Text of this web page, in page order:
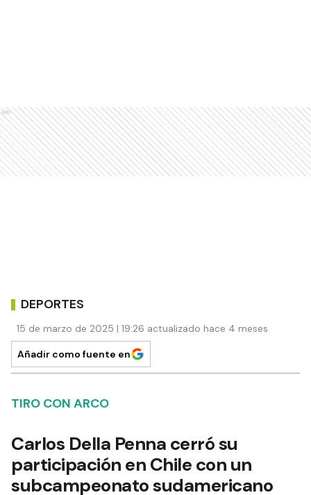
Ads
DEPORTES
15 de marzo de 2025 | 19:26 actualizado hace 4 meses
Añadir como fuente en
TIRO CON ARCO
Carlos Della Penna cerró su
participación en Chile con un
subcampeonato sudamericano